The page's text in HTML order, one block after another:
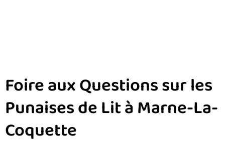
Foire aux Questions sur les
Punaises de Lit à Marne-La-
Coquette